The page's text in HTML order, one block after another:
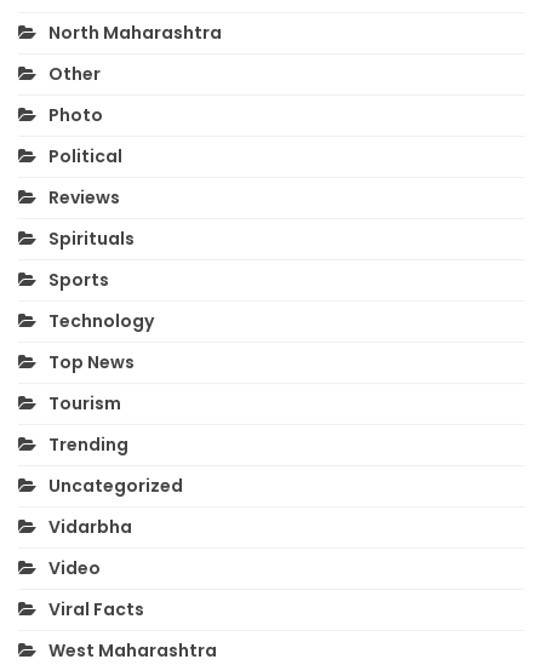
North Maharashtra
Other
Photo
Political
Reviews
Spirituals
Sports
Technology
Top News
Tourism
Trending
Uncategorized
Vidarbha
Video
Viral Facts
West Maharashtra